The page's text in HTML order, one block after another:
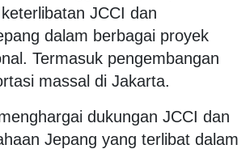
JCCI dan
dalam berbagai proyek
Termasuk pengembangan
massal di Jakarta.
dukungan JCCI dan
Jepang yang terlibat dalam